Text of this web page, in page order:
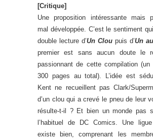
[Critique]
Une proposition intéressante mais
mal développée. C’est le sentiment
double lecture d’Un Clou puis d’Un
premier est sans aucun doute le
passionnant de cette compilation
300 pages au total). L’idée est
Kent ne recueillent pas Clark/
d’un clou qui a crevé le pneu de leur
résulte-t-il ? Et bien un monde pas
l’habituel de DC Comics. Une
existe bien, comprenant les